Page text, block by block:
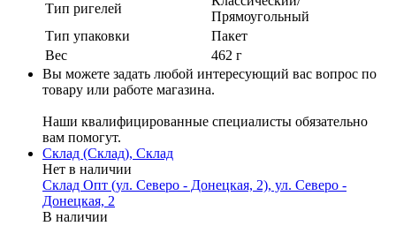
Тип ригелей
Прямоугольный
Тип упаковки
Пакет
Вес
462 г
Вы можете задать любой интересующий вас вопрос по
товару или работе магазина.
Наши квалифицированные специалисты обязательно
вам помогут.
Склад (Склад), Склад
Нет в наличии
Склад Опт (ул. Северо - Донецкая, 2), ул. Северо -
Донецкая, 2
В наличии